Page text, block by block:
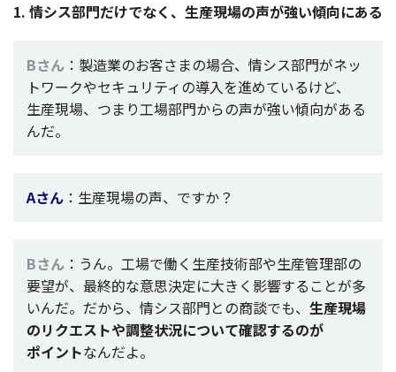
1. 情シス部門だけでなく、生産現場の声が強い傾向にある
Bさん ： 製造業のお客さまの場合、情シス部門がネッ
トワークやセキュリティの導入を進めているけど、
生産現場、つまり工場部門からの声が強い傾向がある
んだ。
Aさん ： 生産現場の声、ですか？
Bさん ：うん。 工場で働く 生産技術部や生産管理部の
要望が、 最終的な意思決定に大きく 影響することが多
いんだ。だから、情シス部門との商談でも、 生産現場
のリクエストや調整状況について確認するのが
ポイントなんだよ。